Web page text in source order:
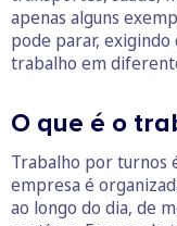
apenas alguns
pode parar, exigindo
trabalho em
O que é o
Trabalho por turnos
empresa é
ao longo do dia, de